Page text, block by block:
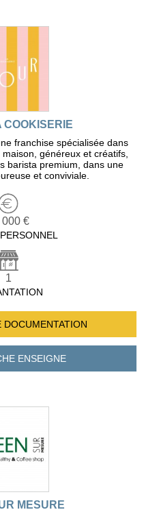
COOKISERIE
franchise spécialisée dans
généreux et créatifs,
barista premium, dans une
et conviviale.
000 €
1
DOCUMENTATION
ENSEIGNE
MESURE